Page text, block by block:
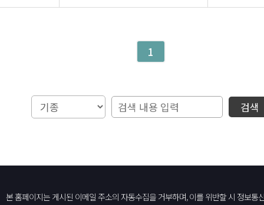
1
검색
본 홈페이지는 게시된 이메일 주소의 자동수집을 거부하며, 이를 위반할 시 정보통